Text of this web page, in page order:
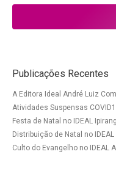
Publicações Recentes
A Editora Ideal André Luiz
Atividades Suspensas
Festa de Natal no IDEAL
Distribuição de Natal no
Culto do Evangelho no IDEAL